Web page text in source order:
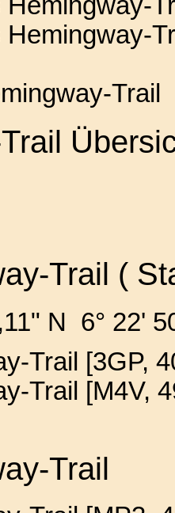
Trail
Trail (
N 6° 22'
Trail [3GP,
Trail [M4V,
Trail